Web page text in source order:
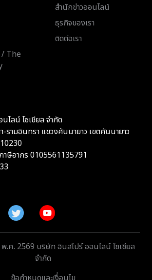
The
สำนักข่าวออนไลน์
ธุรกิจของเรา
ติดต่อเรา
ไลน์ โซเชียล จำกัด
ามอินทรา แขวงคันนายาว เขตคันนายาว
าษีอากร 0105561135791
ศ. 2569 บริษัท อินสไปร์ ออนไลน์ โซเชียล
จำกัด